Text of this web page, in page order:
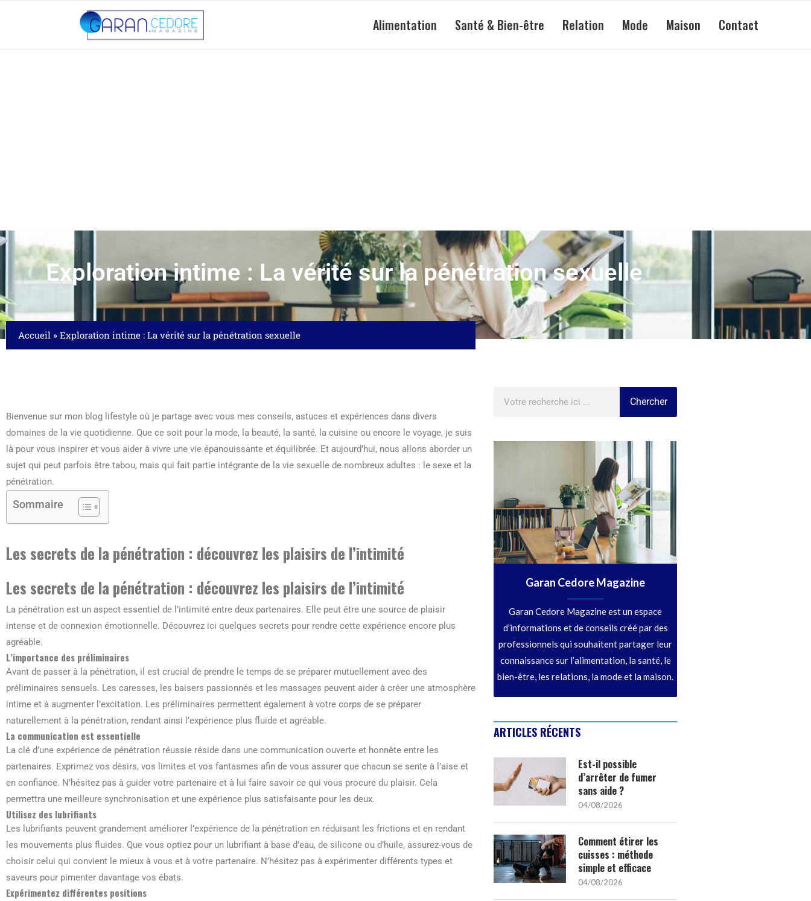
Alimentation Santé & Bien-être Relation Mode Maison Contact
Exploration intime : La vérité sur la pénétration sexuelle
Accueil » Exploration intime : La vérité sur la pénétration sexuelle
Bienvenue sur mon blog lifestyle où je partage avec vous mes conseils, astuces et expériences dans divers
domaines de la vie quotidienne. Que ce soit pour la mode, la beauté, la santé, la cuisine ou encore le voyage, je suis
là pour vous inspirer et vous aider à vivre une vie épanouissante et équilibrée. Et aujourd’hui, nous allons aborder un
sujet qui peut parfois être tabou, mais qui fait partie intégrante de la vie sexuelle de nombreux adultes : le sexe et la
pénétration.
Sommaire
Les secrets de la pénétration : découvrez les plaisirs de l’intimité
Les secrets de la pénétration : découvrez les plaisirs de l’intimité
La pénétration est un aspect essentiel de l’intimité entre deux partenaires. Elle peut être une source de plaisir
intense et de connexion émotionnelle. Découvrez ici quelques secrets pour rendre cette expérience encore plus
agréable.
L’importance des préliminaires
Avant de passer à la pénétration, il est crucial de prendre le temps de se préparer mutuellement avec des
préliminaires sensuels. Les caresses, les baisers passionnés et les massages peuvent aider à créer une atmosphère
intime et à augmenter l’excitation. Les préliminaires permettent également à votre corps de se préparer
naturellement à la pénétration, rendant ainsi l’expérience plus fluide et agréable.
La communication est essentielle
La clé d’une expérience de pénétration réussie réside dans une communication ouverte et honnête entre les
partenaires. Exprimez vos désirs, vos limites et vos fantasmes afin de vous assurer que chacun se sente à l’aise et
en confiance. N’hésitez pas à guider votre partenaire et à lui faire savoir ce qui vous procure du plaisir. Cela
permettra une meilleure synchronisation et une expérience plus satisfaisante pour les deux.
Utilisez des lubrifiants
Les lubrifiants peuvent grandement améliorer l’expérience de la pénétration en réduisant les frictions et en rendant
les mouvements plus fluides. Que vous optiez pour un lubrifiant à base d’eau, de silicone ou d’huile, assurez-vous de
choisir celui qui convient le mieux à vous et à votre partenaire. N’hésitez pas à expérimenter différents types et
saveurs pour pimenter davantage vos ébats.
Expérimentez différentes positions
Chercher
Garan Cedore Magazine
Garan Cedore Magazine est un espace
d’informations et de conseils créé par des
professionnels qui souhaitent partager leur
connaissance sur l’alimentation, la santé, le
bien-être, les relations, la mode et la maison.
ARTICLES RÉCENTS
Est-il possible
d’arrêter de fumer
sans aide ?
04/08/2026
Comment étirer les
cuisses : méthode
simple et efficace
04/08/2026